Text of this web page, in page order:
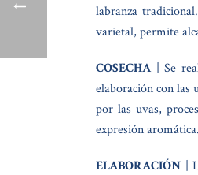
labranza
varietal, permite
COSECHA| Se
elaboración con las
por las uvas,
expresión aromática.
ELABORACIÓN |